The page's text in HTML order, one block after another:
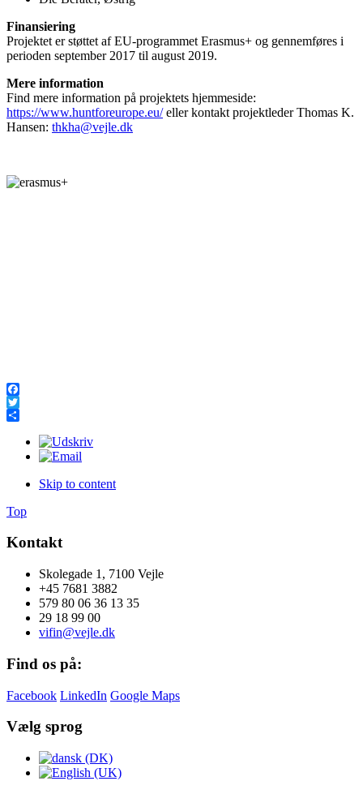
Finansiering
Projektet er støttet af EU-programmet Erasmus+ og gennemføres i
perioden september 2017 til august 2019.
Mere information
Find mere information på projektets hjemmeside:
https://www.huntforeurope.eu/eller kontakt projektleder Thomas K.
Hansen: thkha@vejle.dk
Facebook
Twitter
Skip to content
Top
Kontakt
Skolegade 1, 7100 Vejle
+45 7681 3882
579 80 06 36 13 35
29 18 99 00
vifin@vejle.dk
Find os på:
Facebook LinkedIn Google Maps
Vælg sprog